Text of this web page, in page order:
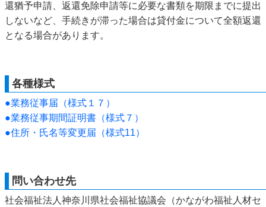
還猶予申請、返還免除申請等に必要な書類を期限までに提出
しないなど、手続きが滞った場合は貸付金について全額返還
となる場合があります。
各種様式
●業務従事届（様式１７）
●業務従事期間証明書（様式７）
●住所・氏名等変更届（様式11）
問い合わせ先
社会福祉法人神奈川県社会福祉協議会（かながわ福祉人材セ